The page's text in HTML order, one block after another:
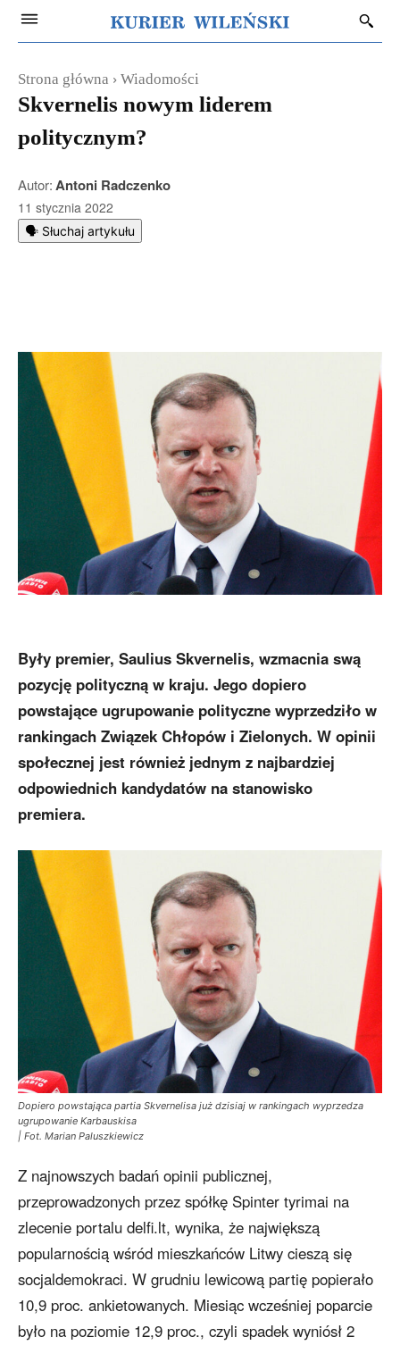
Strona główna Wiadomości
Skvernelis nowym liderem
politycznym?
Autor:Antoni Radczenko
11 stycznia 2022
🗣️ Słuchaj artykułu
Były premier, Saulius Skvernelis, wzmacnia swą
pozycję polityczną w kraju. Jego dopiero
powstające ugrupowanie polityczne wyprzedziło w
rankingach Związek Chłopów i Zielonych. W opinii
społecznej jest również jednym z najbardziej
odpowiednich kandydatów na stanowisko
premiera.
Dopiero powstająca partia Skvernelisa już dzisiaj w rankingach wyprzedza
ugrupowanie Karbauskisa
| Fot. Marian Paluszkiewicz
Z najnowszych badań opinii publicznej,
przeprowadzonych przez spółkę Spinter tyrimai na
zlecenie portalu delfi.lt, wynika, że największą
popularnością wśród mieszkańców Litwy cieszą się
socjaldemokraci. W grudniu lewicową partię popierało
10,9 proc. ankietowanych. Miesiąc wcześniej poparcie
było na poziomie 12,9 proc., czyli spadek wyniósł 2